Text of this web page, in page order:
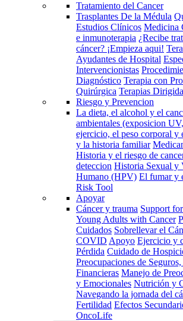
Tratamiento del Cancer
Trasplantes De la Médula
Estudios Clínicos Medicina
e inmunoterapia ¿Recibe
cáncer? ¡Empieza aqui!
Ayudantes de Hospital
Intervencionistas
Diagnóstico Terapia con
Quirúrgica Terapias
Riesgo y Prevencion
La dieta, el alcohol y el
ambientales (exposicion
ejercicio, el peso corporal y
y la historia familiar
Historia y el riesgo de
deteccion Historia Sexual y
Humano (HPV) El fumar y
Risk Tool
Apoyar
Cáncer y trauma Support
Young Adults with Cancer
Cuidados Sobrellevar el
COVID Apoyo Ejercicio y
Pérdida Cuidado de
Preocupaciones de
Financieras Manejo de
y Emocionales Nutrición y
Navegando la jornada del
Fertilidad Efectos
OncoLife